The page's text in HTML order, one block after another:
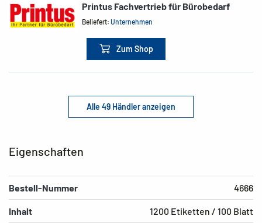
Printus Fachvertrieb für Bürobedarf
Beliefert:Unternehmen
Zum Shop
Alle 49 Händler anzeigen
Eigenschaften
Bestell-Nummer 4666
Inhalt 1200 Etiketten / 100 Blatt